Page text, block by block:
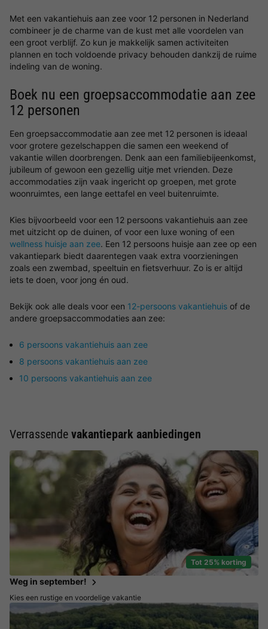
Met een vakantiehuis aan zee voor 12 personen in Nederland
combineer je de charme van de kust met alle voordelen van
een groot verblijf. Zo kun je makkelijk samen activiteiten
plannen en toch voldoende privacy behouden dankzij de ruime
indeling van de woning.
Boek nu een groepsaccommodatie aan zee
12 personen
Een groepsaccommodatie aan zee met 12 personen is ideaal
voor grotere gezelschappen die samen een weekend of
vakantie willen doorbrengen. Denk aan een familiebijeenkomst,
jubileum of gewoon een gezellig uitje met vrienden. Deze
accommodaties zijn vaak ingericht op groepen, met grote
woonruimtes, een lange eettafel en veel buitenruimte.
Kies bijvoorbeeld voor een 12 persoons vakantiehuis aan zee
met uitzicht op de duinen, of voor een luxe woning of een
wellness huisje aan zee. Een 12 persoons huisje aan zee op een
vakantiepark biedt daarentegen vaak extra voorzieningen
zoals een zwembad, speeltuin en fietsverhuur. Zo is er altijd
iets te doen, voor jong én oud.
Bekijk ook alle deals voor een 12-persoons vakantiehuis of de
andere groepsaccommodaties aan zee:
6 persoons vakantiehuis aan zee
8 persoons vakantiehuis aan zee
10 persoons vakantiehuis aan zee
Verrassende vakantiepark aanbiedingen
Tot 25% korting
Weg in september!
Kies een rustige en voordelige vakantie